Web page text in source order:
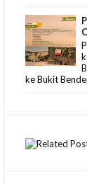
ke Bukit